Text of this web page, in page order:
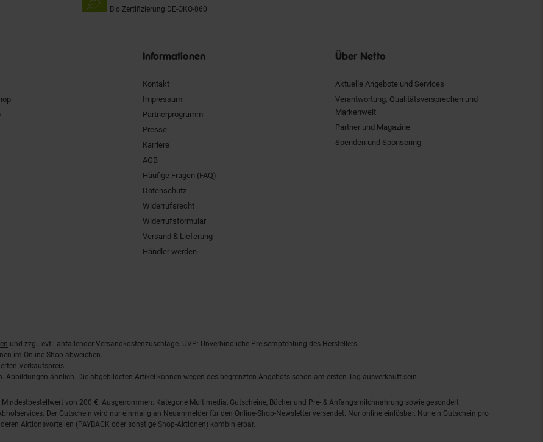
Bio Zertifizierung DE-ÖKO-060
Informationen
Kontakt
Impressum
Partnerprogramm
Presse
Karriere
AGB
Häufige Fragen (FAQ)
Datenschutz
Widerrufsrecht
Widerrufsformular
Versand & Lieferung
Händler werden
Über Netto
Aktuelle Angebote und Services
Verantwortung, Qualitätsversprechen und
Markenwelt
Partner und Magazine
Spenden und Sponsoring
und zzgl. evtl. anfallender Versandkostenzuschläge. UVP: Unverbindliche Preisempfehlung des Herstellers.
im Online-Shop abweichen.
Verkaufspreis.
ähnlich. Die abgebildeten Artikel können wegen des begrenzten Angebots schon am ersten Tag ausverkauft sein.
von 200 €. Ausgenommen: Kategorie Multimedia, Gutscheine, Bücher und Pre- & Anfangsmilchnahrung sowie gesondert
Der Gutschein wird nur einmalig an Neuanmelder für den Online-Shop-Newsletter versendet. Nur online einlösbar. Nur ein Gutschein pro
Aktionsvorteilen (PAYBACK oder sonstige Shop-Aktionen) kombinierbar.